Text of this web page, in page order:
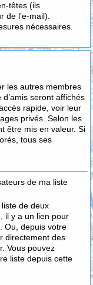
têtes (ils
de l’e-mail).
nécessaires.
les autres membres
seront affichés
rapide, voir leur
privés. Selon les
être mis en valeur. Si
tous ses
de ma liste
de deux
il y a un lien pour
Ou, depuis votre
directement des
Vous pouvez
liste depuis cette